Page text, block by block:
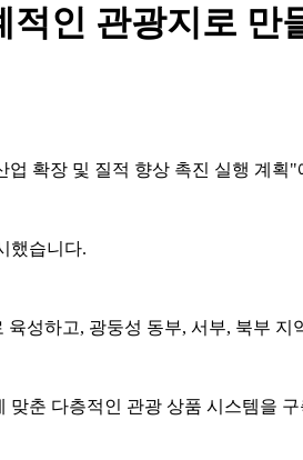
인 관광지로
확장 및 질적 향상 촉진 실행 계획
했습니다.
성하고, 광둥성 동부, 서부, 북부
맞춘 다층적인 관광 상품 시스템을